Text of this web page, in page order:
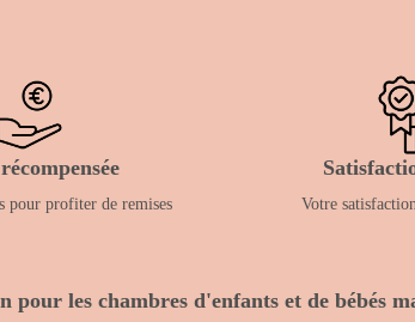
pour profiter de remises Votre
pour les chambres d'enfants et de bébés